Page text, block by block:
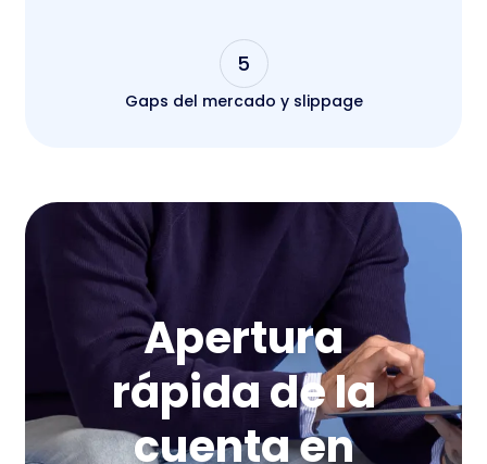
5
Gaps del mercado y slippage
Apertura
rápida de la
cuenta en